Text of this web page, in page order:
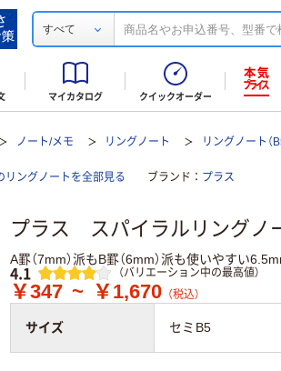
すべて
マイカタログ クイックオーダー
ノート/メモ リングノート リングノート（
リングノートを全部見る ブランド プラス
プラス スパイラルリングノ
A罫（7mm）派もB罫（6mm）派も使いやすい
レビュー
4.1 （バリエーション中の最高値）
￥347 ~ ￥1,670 （税込）
サイズ セミB5